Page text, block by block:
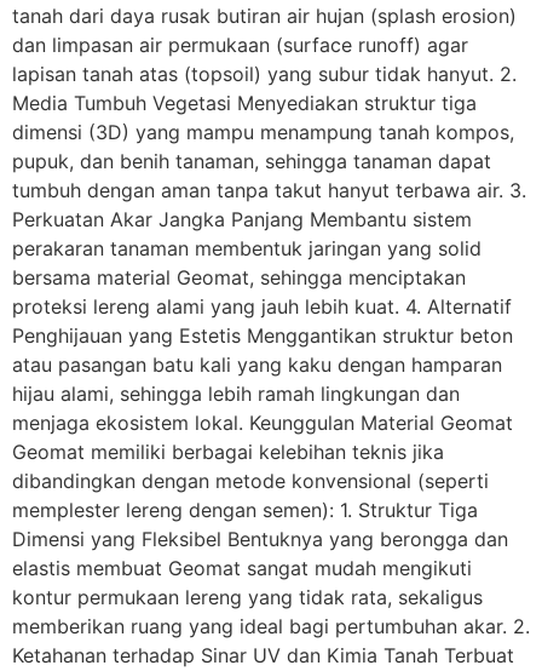
tanah dari daya rusak butiran air hujan (splash erosion)
dan limpasan air permukaan (surface runoff) agar
lapisan tanah atas (topsoil) yang subur tidak hanyut. 2.
Media Tumbuh Vegetasi Menyediakan struktur tiga
dimensi (3D) yang mampu menampung tanah kompos,
pupuk, dan benih tanaman, sehingga tanaman dapat
tumbuh dengan aman tanpa takut hanyut terbawa air. 3.
Perkuatan Akar Jangka Panjang Membantu sistem
perakaran tanaman membentuk jaringan yang solid
bersama material Geomat, sehingga menciptakan
proteksi lereng alami yang jauh lebih kuat. 4. Alternatif
Penghijauan yang Estetis Menggantikan struktur beton
atau pasangan batu kali yang kaku dengan hamparan
hijau alami, sehingga lebih ramah lingkungan dan
menjaga ekosistem lokal. Keunggulan Material Geomat
Geomat memiliki berbagai kelebihan teknis jika
dibandingkan dengan metode konvensional (seperti
memplester lereng dengan semen): 1. Struktur Tiga
Dimensi yang Fleksibel Bentuknya yang berongga dan
elastis membuat Geomat sangat mudah mengikuti
kontur permukaan lereng yang tidak rata, sekaligus
memberikan ruang yang ideal bagi pertumbuhan akar. 2.
Ketahanan terhadap Sinar UV dan Kimia Tanah Terbuat